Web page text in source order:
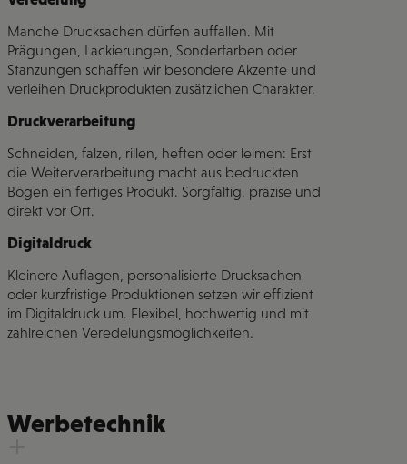
Manche Drucksachen dürfen auffallen. Mit
Prägungen, Lackierungen, Sonderfarben oder
Stanzungen schaffen wir besondere Akzente und
verleihen Druckprodukten zusätzlichen Charakter.
Druckverarbeitung
Schneiden, falzen, rillen, heften oder leimen: Erst
die Weiterverarbeitung macht aus bedruckten
Bögen ein fertiges Produkt. Sorgfältig, präzise und
direkt vor Ort.
Digitaldruck
Kleinere Auflagen, personalisierte Drucksachen
oder kurzfristige Produktionen setzen wir effizient
im Digitaldruck um. Flexibel, hochwertig und mit
zahlreichen Veredelungsmöglichkeiten.
Werbetechnik